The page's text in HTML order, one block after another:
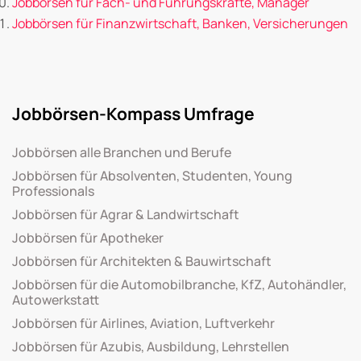
Jobbörsen für Finanzwirtschaft, Banken, Versicherungen
Jobbörsen-Kompass Umfrage
Jobbörsen alle Branchen und Berufe
Jobbörsen für Absolventen, Studenten, Young
Professionals
Jobbörsen für Agrar & Landwirtschaft
Jobbörsen für Apotheker
Jobbörsen für Architekten & Bauwirtschaft
Jobbörsen für die Automobilbranche, KfZ, Autohändler,
Autowerkstatt
Jobbörsen für Airlines, Aviation, Luftverkehr
Jobbörsen für Azubis, Ausbildung, Lehrstellen